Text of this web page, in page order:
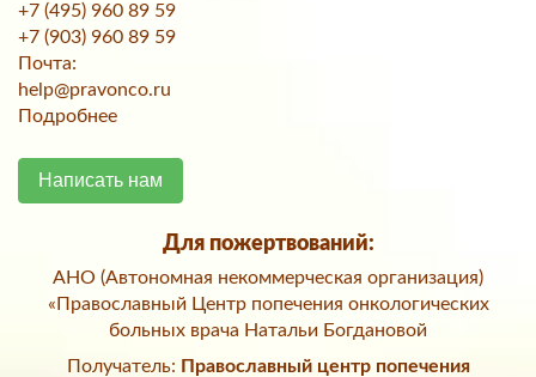
+7 (495) 960 89 59
+7 (903) 960 89 59
Почта:
help@pravonco.ru
Подробнее
Написать нам
Для пожертвований:
АНО (Автономная некоммерческая организация)
«Православный Центр попечения онкологических
больных врача Натальи Богдановой
Получатель: Православный центр попечения